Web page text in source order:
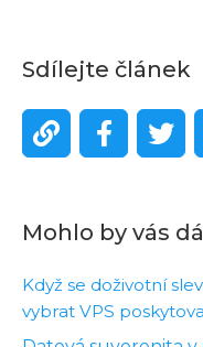
Sdílejte článek
Mohlo by vás
Když se doživotní
vybrat VPS